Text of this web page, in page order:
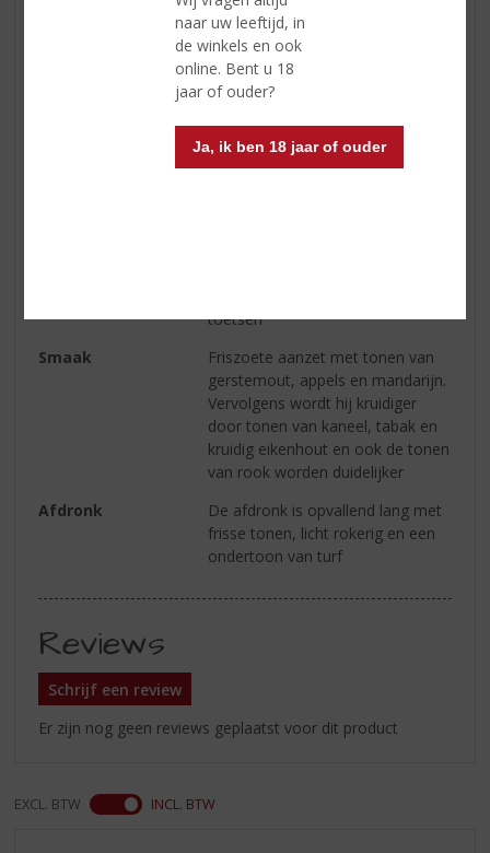
naar uw leeftijd, in
de winkels en ook
online. Bent u 18
jaar of ouder?
Ja, ik ben 18 jaar of ouder
Land van Herkomst
Schotland
Speyside
20 CL
Single Malt
toetsen
Smaak
Friszoete aanzet met tonen van
gerstemout, appels en mandarijn.
Vervolgens wordt hij kruidiger
door tonen van kaneel, tabak en
kruidig eikenhout en ook de tonen
van rook worden duidelijker
Afdronk
De afdronk is opvallend lang met
frisse tonen, licht rokerig en een
ondertoon van turf
Reviews
Schrijf een review
Er zijn nog geen reviews geplaatst voor dit product
EXCL. BTW INCL. BTW